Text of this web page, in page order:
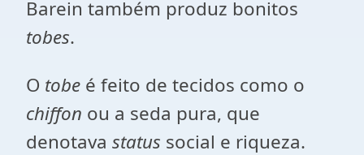
Barein também produz bonitos
tobes.
O tobe é feito de tecidos como o
chiffon ou a seda pura, que
denotava status social e riqueza.